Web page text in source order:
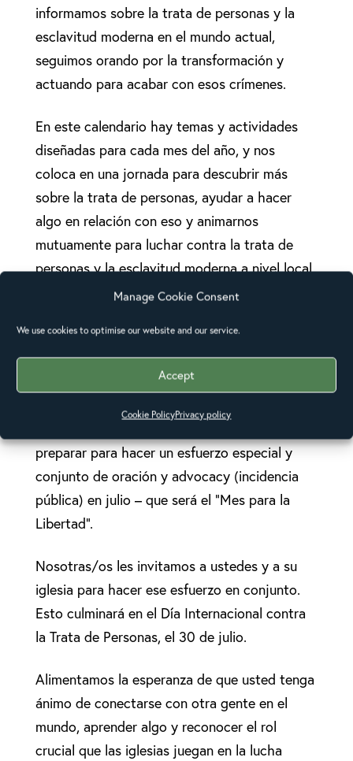
Manage Cookie Consent
We use cookies to optimise our website and our service.
Accept
Cookie PolicyPrivacy policy
informamos sobre la trata de personas y la
esclavitud moderna en el mundo actual,
seguimos orando por la transformación y
actuando para acabar con esos crímenes.
En este calendario hay temas y actividades
diseñadas para cada mes del año, y nos
coloca en una jornada para descubrir más
sobre la trata de personas, ayudar a hacer
algo en relación con eso y animarnos
mutuamente para luchar contra la trata de
personas y la esclavitud moderna a nivel local
Hay agregado intenciones de oración que
acompañan todo lo que hacemos; tener a Dios
en el centro de nuestro aprendizaje y acción y
mantener la memoria de que sin Dios no
preparar para hacer un esfuerzo especial y
conjunto de oración y advocacy (incidencia
pública) en julio – que será el “Mes para la
Libertad”.
Nosotras/os les invitamos a ustedes y a su
iglesia para hacer ese esfuerzo en conjunto.
Esto culminará en el Día Internacional contra
la Trata de Personas, el 30 de julio.
Alimentamos la esperanza de que usted tenga
ánimo de conectarse con otra gente en el
mundo, aprender algo y reconocer el rol
crucial que las iglesias juegan en la lucha